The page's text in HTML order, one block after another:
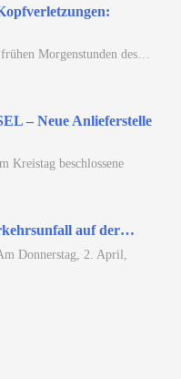
Morgenstunden des…
– Neue Anlieferstelle
Kreistag beschlossene
auf der…
Donnerstag, 2. April,